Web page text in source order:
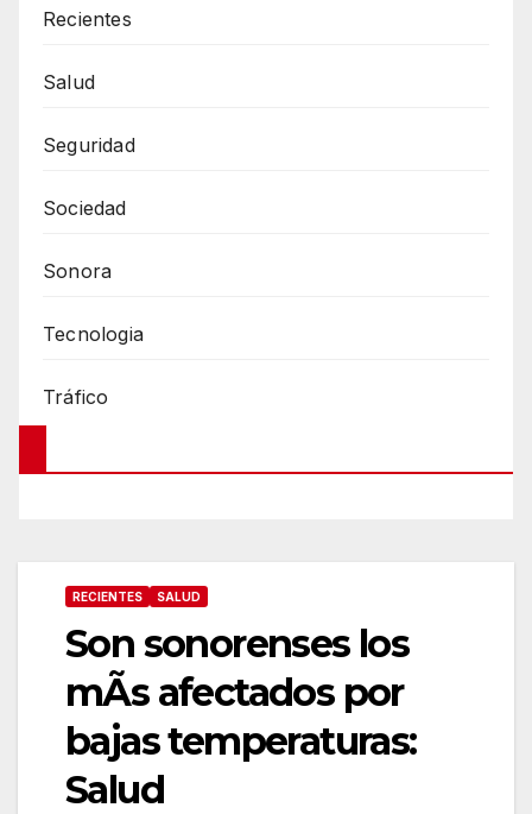
Recientes
Salud
Seguridad
Sociedad
Sonora
Tecnologia
Tráfico
RECIENTES SALUD
Son sonorenses los
mÃs afectados por
bajas temperaturas:
Salud